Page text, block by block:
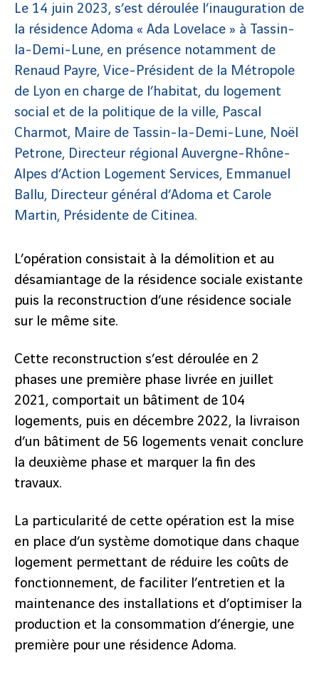
Le 14 juin 2023, s’est déroulée l’inauguration de
la résidence Adoma « Ada Lovelace » à Tassin-
la-Demi-Lune, en présence notamment de
Renaud Payre, Vice-Président de la Métropole
de Lyon en charge de l’habitat, du logement
social et de la politique de la ville, Pascal
Charmot, Maire de Tassin-la-Demi-Lune, Noël
Petrone, Directeur régional Auvergne-Rhône-
Alpes d’Action Logement Services, Emmanuel
Ballu, Directeur général d’Adoma et Carole
Martin, Présidente de Citinea.
L’opération consistait à la démolition et au
désamiantage de la résidence sociale existante
puis la reconstruction d’une résidence sociale
sur le même site.
Cette reconstruction s’est déroulée en 2
phases une première phase livrée en juillet
2021, comportait un bâtiment de 104
logements, puis en décembre 2022, la livraison
d’un bâtiment de 56 logements venait conclure
la deuxième phase et marquer la fin des
travaux.
La particularité de cette opération est la mise
en place d’un système domotique dans chaque
logement permettant de réduire les coûts de
fonctionnement, de faciliter l’entretien et la
maintenance des installations et d’optimiser la
production et la consommation d’énergie, une
première pour une résidence Adoma.